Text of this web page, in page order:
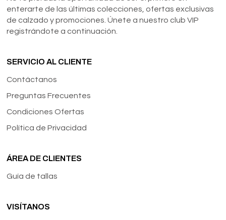
enterarte de las últimas colecciones, ofertas exclusivas
de calzado y promociones. Únete a nuestro club VIP
registrándote a continuación.
SERVICIO AL CLIENTE
Contáctanos
Preguntas Frecuentes
Condiciones Ofertas
Política de Privacidad
ÁREA DE CLIENTES
Guía de tallas
VISÍTANOS